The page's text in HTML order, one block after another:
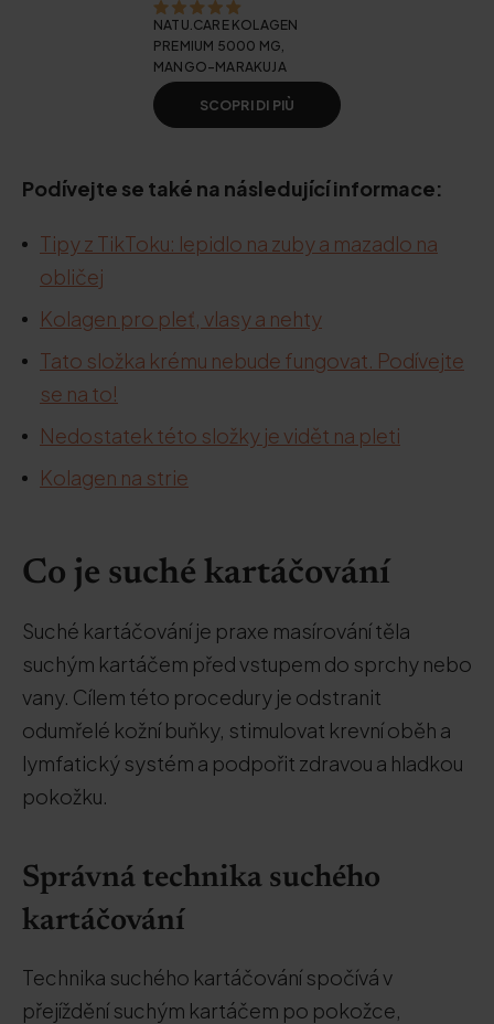
NATU.CARE KOLAGEN
PREMIUM 5000 MG,
MANGO-MARAKUJA
SCOPRI DI PIÙ
Podívejte se také na následující informace:
Tipy z TikToku: lepidlo na zuby a mazadlo na
obličej
Kolagen pro pleť, vlasy a nehty
Tato složka krému nebude fungovat. Podívejte
se na to!
Nedostatek této složky je vidět na pleti
Kolagen na strie
Co je suché kartáčování
Suché kartáčování je praxe masírování těla
suchým kartáčem před vstupem do sprchy nebo
vany. Cílem této procedury je odstranit
odumřelé kožní buňky, stimulovat krevní oběh a
lymfatický systém a podpořit zdravou a hladkou
pokožku.
Správná technika suchého
kartáčování
Technika suchého kartáčování spočívá v
přejíždění suchým kartáčem po pokožce,